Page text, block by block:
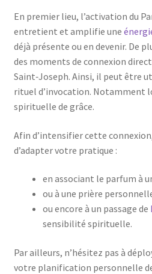
En premier lieu, l’activation du
entretient et amplifie une
déjà présente ou en devenir. De
des moments de connexion
Saint‑Joseph. Ainsi, il peut être
rituel d’invocation. Notamment
spirituelle de grâce.
Afin d’intensifier cette
d’adapter votre pratique :
en associant le parfum à
ou à une prière
ou encore à un passage de
sensibilité spirituelle.
Par ailleurs, n’hésitez pas à
votre planification personnelle